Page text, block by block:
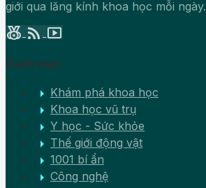
giới qua lăng kính khoa học mỗi ngày.
social_leaderboard rss_feed smart_display
Danh mục
arrow_right Khám phá khoa học
arrow_right Khoa học vũ trụ
arrow_right Y học - Sức khỏe
arrow_right Thế giới động vật
arrow_right 1001 bí ẩn
arrow_right Công nghệ